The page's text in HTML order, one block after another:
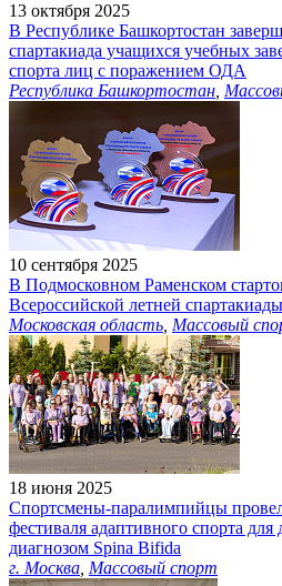
13 октября 2025
В Республике Башкортостан
спартакиада учащихся учебных
спорта лиц с поражением ОДА
Республика Башкортостан
10 сентября 2025
В Подмосковном Раменском
Всероссийской летней
Московская область Массовый
18 июня 2025
Спортсмены-паралимпийцы
фестиваля адаптивного спорта
диагнозом Spina Bifida
г. Москва Массовый спорт